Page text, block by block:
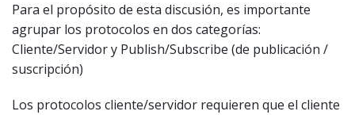
Para el propósito de esta discusión, es importante
agrupar los protocolos en dos categorías:
Cliente/Servidor y Publish/Subscribe (de publicación /
suscripción)
Los protocolos cliente/servidor requieren que el cliente